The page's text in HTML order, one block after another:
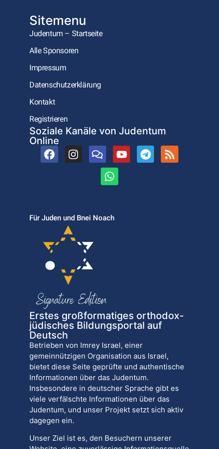
Sitemenu
Judentum – Startseite
Alle Sponsoren
Impressum
Datenschutzerklärung
Kontakt
Registrieren
Soziale Kanäle von Judentum
Online
Für Juden und Bnei Noach
Erstes großformatiges orthodox-
jüdisches Bildungsportal auf
Deutsch
Betrieben von Imrey Israel, einer
gemeinnützigen Organisation aus Israel,
bietet diese Seite geprüfte und authentische
Informationen über das Judentum.
Insbesondere in deutscher Sprache gibt es
viele verfälschte Informationen über das
Judentum, und unser Projekt setzt sich aktiv
dagegen ein.
Unser Ziel ist es, den Besuchern unserer